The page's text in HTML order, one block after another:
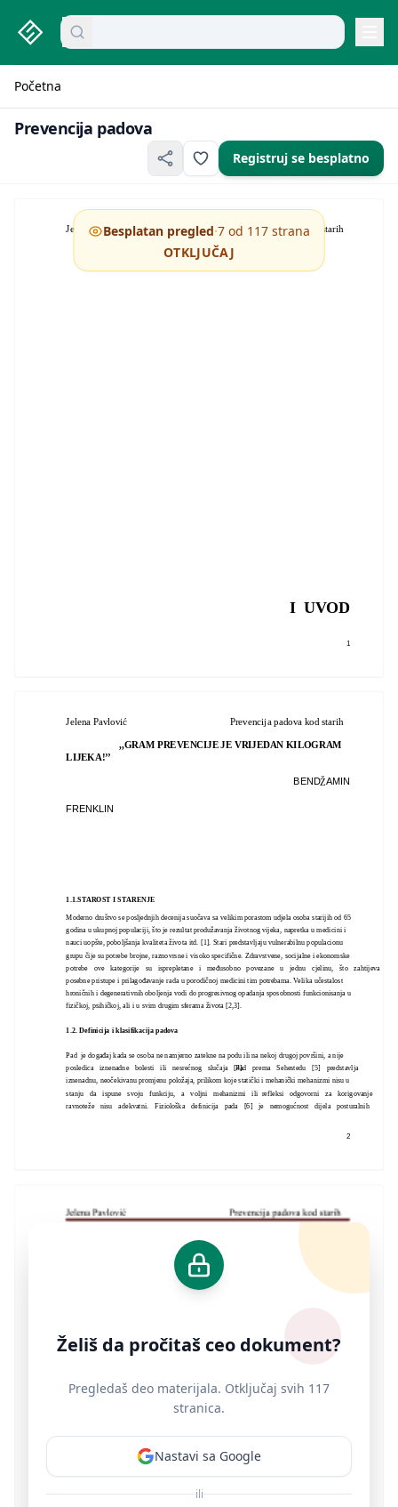
studenti.rs home page
Pretraži dokumente
Početna
Prevencija padova
Registruj se besplatno
Jelena Pavlović Prevencija padova kod starih
1
I UVOD
Jelena Pavlović Prevencija padova kod starih
2
,,GRAM PREVENCIJE JE VRIJEDAN KILOGRAM
LIJEKA!’’
BENDŽAMIN
FRENKLIN
1.1.STAROST I STARENJE
Moderno društvo se posljednjih decenija suočava sa velikim porastom udjela osoba starijih od 65
godina u ukupnoj populaciji, što je rezultat produžavanja životnog vijeka, napretka u medicini i
nauci uopšte, poboljšanja kvaliteta života itd. [1]. Stari predstavljaju vulnerabilnu populacionu
grupu čije su potrebe brojne, raznovrsne i visoko specifične. Zdravstvene, socijalne i ekonomske
potrebe ove kategorije su isprepletane i međusobno povezane u jednu cjelinu, što zahtijeva
posebne pristupe i prilagođavanje rada u porodičnoj medicini tim potrebama. Velika učestalost
hroničnih i degenerativnih oboljenja vodi do progresivnog opadanja sposobnosti funkcionisanja u
fizičkoj, psihičkoj, ali i u svim drugim sferama života [2,3].
1.2. Definicija i klasifikacija padova
Pad je događaj kada se osoba ne namjerno zatekne na podu ili na nekoj drugoj površini, a nije
posledica iznenadne bolesti ili nesrećnog slučaja [4].Pad prema Sehestedu [5] predstavlja
iznenadnu, neočekivanu promjenu položaja, prilikom koje statički i mehanički mehanizmi nisu u
stanju da ispune svoju funkciju, a voljni mehanizmi ili refleksi odgovorni za korigovanje
ravnoteže nisu adekvatni. Fiziološka definicija pada [6] je nemogućnost dijela posturalnih
Želiš da pročitaš ceo dokument?
Pregledaš deo materijala. Otključaj svih 117
stranica.
Nastavi sa Google
ili
Besplatan pregled·7 od 117 strana
OTKLJUČAJ